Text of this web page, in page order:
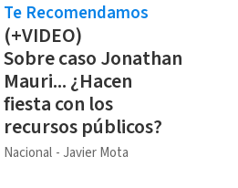
Te Recomendamos
(+VIDEO)
Sobre caso Jonathan
Mauri... ¿Hacen
fiesta con los
recursos públicos?
Nacional Javier Mota